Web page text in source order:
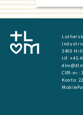
3400
tlf. +45
CVR-nr.:
​Konto: